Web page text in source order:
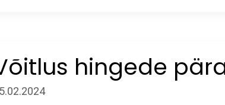
hingede